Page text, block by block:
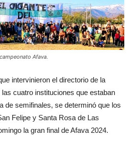
Afava.
intervinieron el directorio de la
cuatro instituciones que estaban
de semifinales, se determinó que los
Felipe y Santa Rosa de Las
la gran final de Afava 2024.